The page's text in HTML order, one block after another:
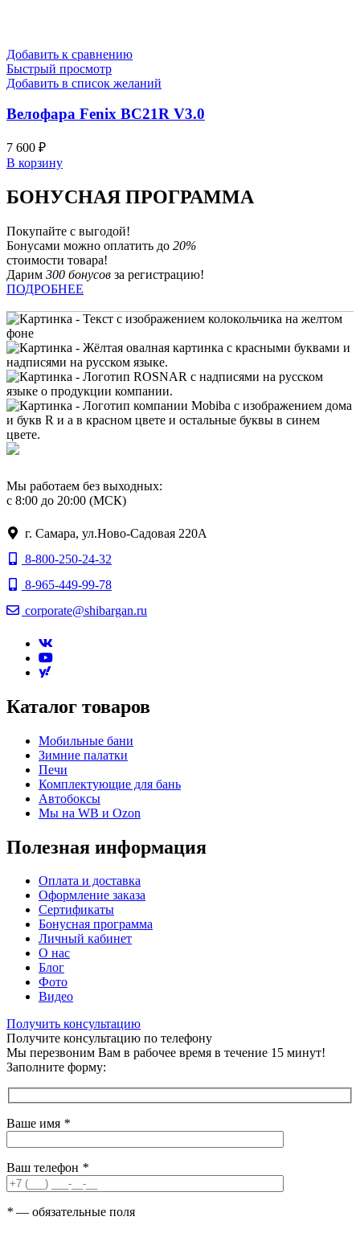
Добавить к сравнению
Быстрый просмотр
Добавить в список желаний
Велофара Fenix BC21R V3.0
7 600 ₽
В корзину
БОНУСНАЯ ПРОГРАММА
Покупайте с выгодой!
Бонусами можно оплатить до 20%
стоимости товара!
Дарим 300 бонусов за регистрацию!
ПОДРОБНЕЕ
Мы работаем без выходных:
с 8:00 до 20:00 (МСК)
г. Самара, ул.Ново-Садовая 220А
8-800-250-24-32
8-965-449-99-78
corporate@shibargan.ru
Каталог товаров
Мобильные бани
Зимние палатки
Печи
Комплектующие для бань
Автобоксы
Мы на WB и Ozon
Полезная информация
Оплата и доставка
Оформление заказа
Сертификаты
Бонусная программа
Личный кабинет
О нас
Блог
Фото
Видео
Получить консультацию
Получите консультацию по телефону
Мы перезвоним Вам в рабочее время в течение 15 минут!
Заполните форму:
Ваше имя *
Ваш телефон *
* — обязательные поля